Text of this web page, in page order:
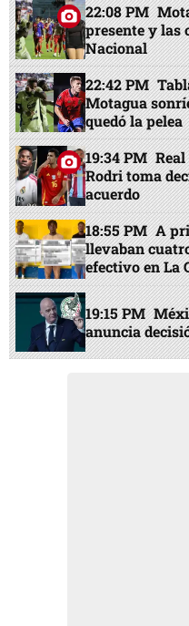
22:08 PM
presente y las
Nacional
22:42 PM
Motagua
quedó la pelea
19:34 PM
Rodri toma
acuerdo
18:55 PM A
llevaban
efectivo en La
19:15 PM
anuncia